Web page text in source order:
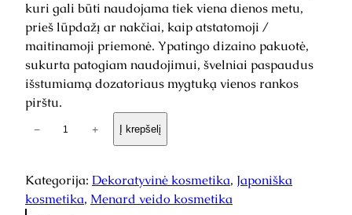
kuri gali būti naudojama tiek viena dienos metu,
prieš lūpdažį ar nakčiai, kaip atstatomoji /
maitinamoji priemonė. Ypatingo dizaino pakuotė,
sukurta patogiam naudojimui, švelniai paspaudus
išstumiamą dozatoriaus mygtuką vienos rankos
pirštu.
d
u
− + Į krepšelį
Kategorija: Dekoratyvinė kosmetika, Japoniška
kosmetika, Menard veido kosmetika